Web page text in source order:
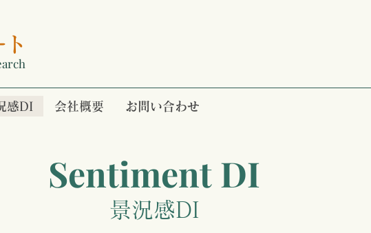
感DI 会社概要 お問い合わせ
Sentiment DI
景況感DI